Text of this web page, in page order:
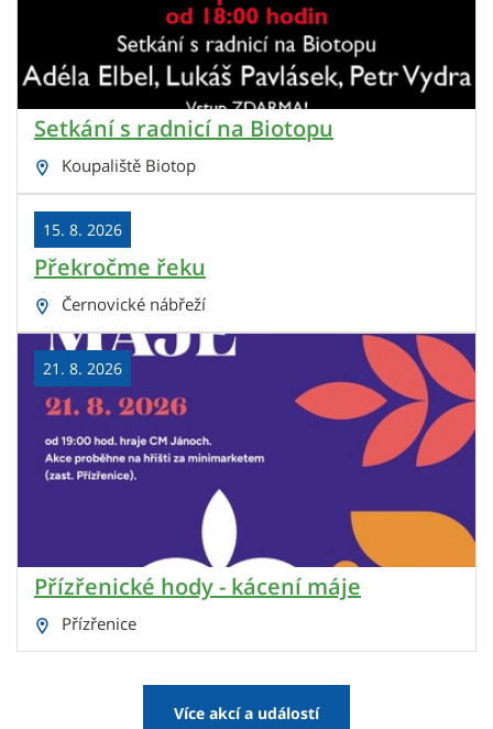
Setkání s radnicí na Biotopu
Koupaliště Biotop
15. 8. 2026
Překročme řeku
Černovické nábřeží
21. 8. 2026
Přízřenické hody - kácení máje
Přízřenice
Více akcí a událostí